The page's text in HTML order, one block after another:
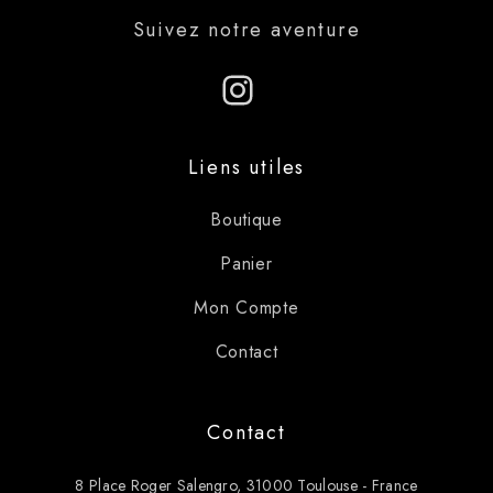
Suivez notre aventure
Instagram
Liens utiles
Boutique
Panier
Mon Compte
Contact
Contact
8 Place Roger Salengro, 31000 Toulouse - France